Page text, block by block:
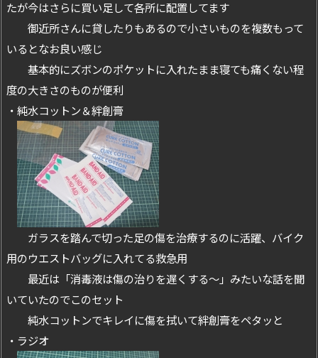
たが今はさらに買い足して各所に配置してます
御近所さんに貸したりもあるので小さいものを複数もって
いるとなお良い感じ
基本的にズボンのポケットに入れたまま寝ても痛くない程
度の大きさのものが便利
・純水コットン＆絆創膏
ガラスを踏んで切った足の傷を治療するのに活躍、バイク
用のウエストバッグに入れてる救急用
最近は「消毒液は傷の治りを遅くする～」みたいな話を聞
いていたのでこのセット
純水コットンでキレイに傷を拭いて絆創膏をペタッと
・ラジオ